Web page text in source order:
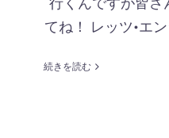
てね！ レッツ•エ
続きを読む